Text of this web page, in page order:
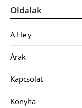
Oldalak
A Hely
Árak
Kapcsolat
Konyha